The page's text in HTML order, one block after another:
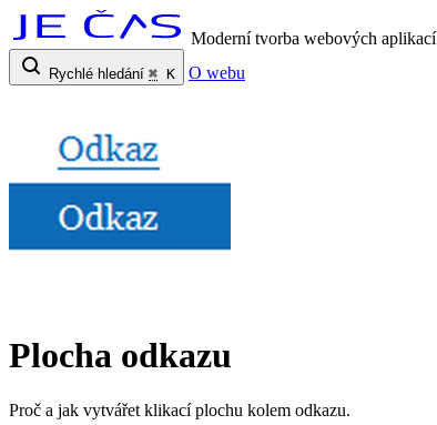
Moderní tvorba webových aplikací
Rychlé hledání ⌘ K O webu
Plocha odkazu
Proč a jak vytvářet klikací plochu kolem odkazu.